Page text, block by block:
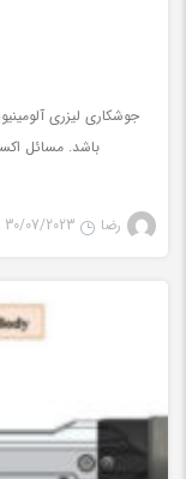
جوشکاری لیزری
باشد. مسائل
رضا 30/07/2023